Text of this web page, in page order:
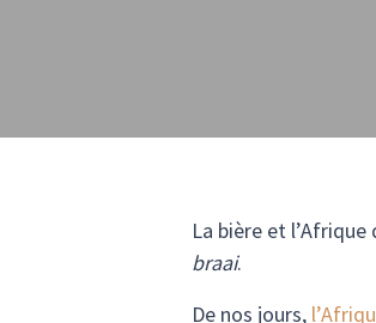
La bière et
braai.
De nos jours,